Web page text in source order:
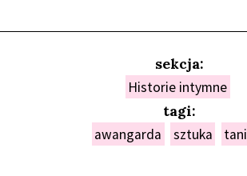
sekcja:
Historie intymne
tagi:
awangarda sztuka